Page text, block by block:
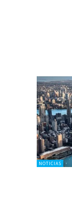
NOTICIAS